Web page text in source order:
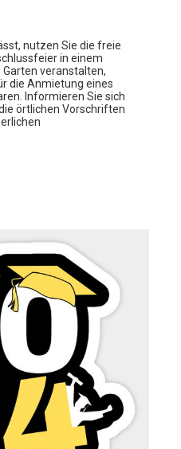
nutzen Sie die freie
in einem
veranstalten,
die Anmietung eines
Informieren Sie sich
örtlichen Vorschriften